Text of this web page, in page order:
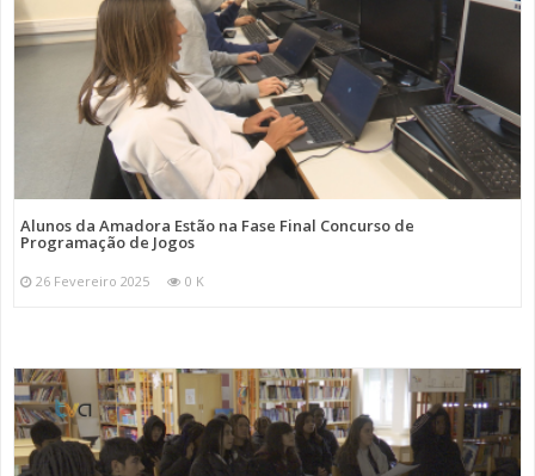
Alunos da Amadora Estão na Fase Final Concurso de
Programação de Jogos
26 Fevereiro 2025 0 K